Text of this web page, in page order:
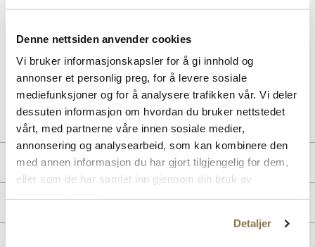
Denne nettsiden anvender cookies
Vi bruker informasjonskapsler for å gi innhold og
annonser et personlig preg, for å levere sosiale
mediefunksjoner og for å analysere trafikken vår. Vi deler
dessuten informasjon om hvordan du bruker nettstedet
vårt, med partnerne våre innen sosiale medier,
annonsering og analysearbeid, som kan kombinere den
med annen informasjon du har gjort tilgjengelig for dem,
eller som de har samlet inn gjennom din bruk av
Detaljer
Klassisker i mykt semsket skinn fra Stockholm Design Group. Stilren
avtagbar skulderrem. Vesken har et stort rom på innsiden med en
baksiden. Gulldetaljer. Mål: L = 23 cm, H = 18 cm, B = 1 cm.
Art. nr96253411
Lev. art. nr8002
Produktdetaljer
Merke